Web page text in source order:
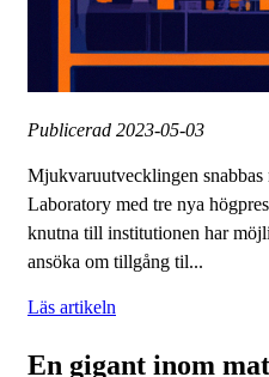
Publicerad 2023-05-03
Mjukvaruutvecklingen
Laboratory med tre nya
knutna till institutionen har
ansöka om tillgång til...
Läs artikeln
En gigant inom